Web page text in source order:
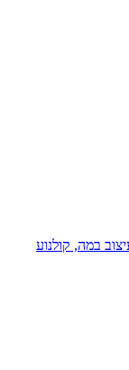
במה, קולנוע